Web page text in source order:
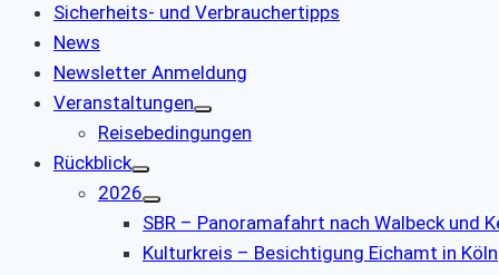
Sicherheits- und Verbrauchertipps
News
Newsletter Anmeldung
Veranstaltungen
Reisebedingungen
Rückblick
2026
SBR – Panoramafahrt nach Walbeck und
Kulturkreis – Besichtigung Eichamt in Köln